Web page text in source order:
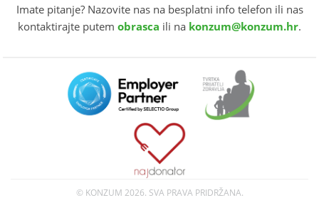
Imate pitanje? Nazovite nas na besplatni info telefon ili nas
kontaktirajte putem obrasca ili na konzum@konzum.hr.
© KONZUM 2026. SVA PRAVA PRIDRŽANA.